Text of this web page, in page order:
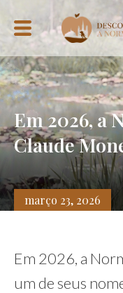
Em 2026, a
Claude
março 23, 2026
Em 2026, a
um de seus